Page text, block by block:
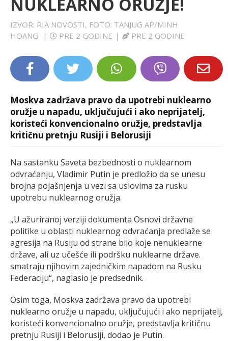
LIFESTYLE
EXTRA
IZVOR: RIA NOVOSTI, FOTO: TANJUG AP/MINH
HOANG
| PRE 2 GODINE | PRE 2 GODINE
Moskva zadržava pravo da upotrebi nuklearno
oružje u napadu, uključujući i ako neprijatelj,
koristeći konvencionalno oružje, predstavlja
kritičnu pretnju Rusiji i Belorusiji
Na sastanku Saveta bezbednosti o nuklearnom
odvraćanju, Vladimir Putin je predložio da se unesu
brojna pojašnjenja u vezi sa uslovima za rusku
upotrebu nuklearnog oružja.
„U ažuriranoj verziji dokumenta Osnovi državne
politike u oblasti nuklearnog odvraćanja predlaže se
agresija na Rusiju od strane bilo koje nenuklearne
države, ali uz učešće ili podršku nuklearne države.
smatraju njihovim zajedničkim napadom na Rusku
Federaciju“, naglasio je predsednik.
Osim toga, Moskva zadržava pravo da upotrebi
nuklearno oružje u napadu, uključujući i ako neprijatelj,
koristeći konvencionalno oružje, predstavlja kritičnu
pretnju Rusiji i Belorusiji, dodao je Putin.